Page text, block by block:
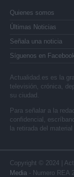
Quienes somos
Últimas Noticias
Señala una noticia
Síguenos en
Actualidad.es es la
televisión, crónica,
su ciudad.
Para señalar a la
confidencial,
la retirada del
Copyright © 2024 |
Media - Numero REA